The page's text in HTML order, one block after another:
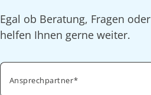
Egal ob Beratung, Fragen
helfen Ihnen gerne weiter.
Ansprechpartner